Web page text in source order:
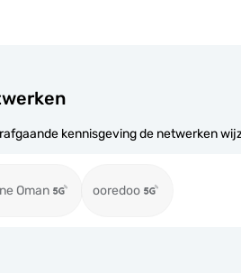
kennisgeving de netwerken
Oman ooredoo